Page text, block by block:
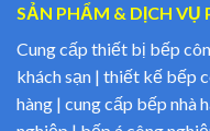
SẢN PHẨM & DỊCH VỤ
Cung cấp thiết bị bếp
khách sạn | thiết kế bếp
hàng | cung cấp bếp nhà